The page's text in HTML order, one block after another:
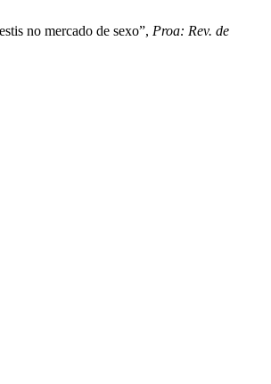
no mercado de sexo”, Proa: Rev. de